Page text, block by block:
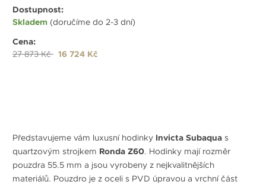
Dostupnost:
Skladem (doručíme do 2-3 dní)
Cena:
27 873 Kč 16 724 Kč
Představujeme vám luxusní hodinky Invicta Subaqua s
quartzovým strojkem Ronda Z60. Hodinky mají rozměr
pouzdra 55.5 mm a jsou vyrobeny z nejkvalitnějších
materiálů. Pouzdro je z oceli s PVD úpravou a vrchní část